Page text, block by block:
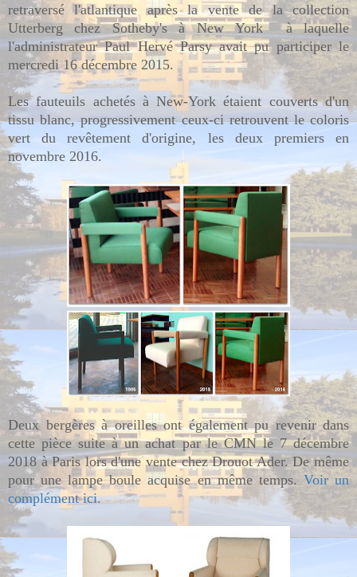
retraversé l'atlantique après la vente de la collection
Utterberg chez Sotheby's à New York à laquelle
l'administrateur Paul Hervé Parsy avait pu participer le
mercredi 16 décembre 2015.
Les fauteuils achetés à New-York étaient couverts d'un
tissu blanc, progressivement ceux-ci retrouvent le coloris
vert du revêtement d'origine, les deux premiers en
novembre 2016.
Deux bergères à oreilles ont également pu revenir dans
cette pièce suite à un achat par le CMN le 7 décembre
2018 à Paris lors d'une vente chez Drouot Ader. De même
pour une lampe boule acquise en même temps. Voir un
complément ici.